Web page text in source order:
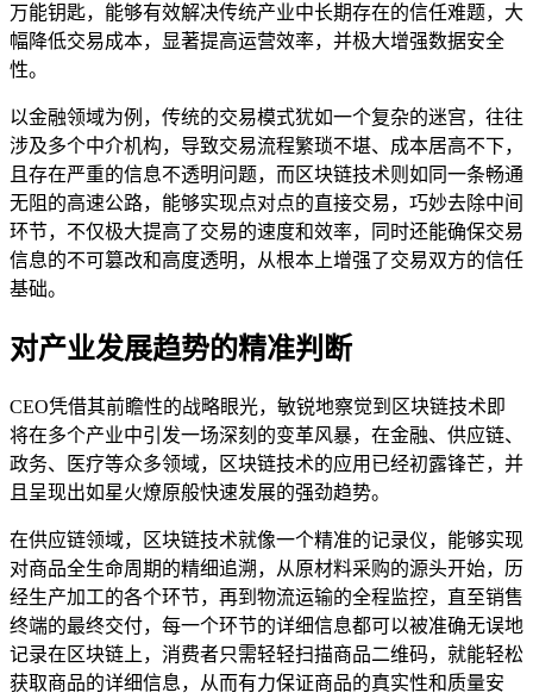
万能钥匙，能够有效解决传统产业中长期存在的信任难题，大
幅降低交易成本，显著提高运营效率，并极大增强数据安全
性。
以金融领域为例，传统的交易模式犹如一个复杂的迷宫，往往
涉及多个中介机构，导致交易流程繁琐不堪、成本居高不下，
且存在严重的信息不透明问题，而区块链技术则如同一条畅通
无阻的高速公路，能够实现点对点的直接交易，巧妙去除中间
环节，不仅极大提高了交易的速度和效率，同时还能确保交易
信息的不可篡改和高度透明，从根本上增强了交易双方的信任
基础。
对产业发展趋势的精准判断
CEO凭借其前瞻性的战略眼光，敏锐地察觉到区块链技术即
将在多个产业中引发一场深刻的变革风暴，在金融、供应链、
政务、医疗等众多领域，区块链技术的应用已经初露锋芒，并
且呈现出如星火燎原般快速发展的强劲趋势。
在供应链领域，区块链技术就像一个精准的记录仪，能够实现
对商品全生命周期的精细追溯，从原材料采购的源头开始，历
经生产加工的各个环节，再到物流运输的全程监控，直至销售
终端的最终交付，每一个环节的详细信息都可以被准确无误地
记录在区块链上，消费者只需轻轻扫描商品二维码，就能轻松
获取商品的详细信息，从而有力保证商品的真实性和质量安